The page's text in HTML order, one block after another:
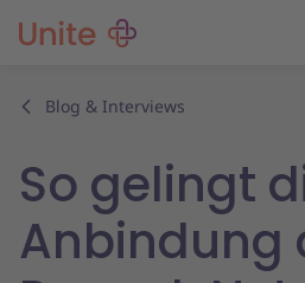
Blog & Interviews
So gelingt
Anbindung